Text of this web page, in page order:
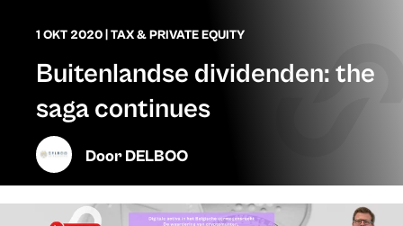
1 OKT 2020 TAX & PRIVATE EQUITY
Buitenlandse dividenden: the
saga continues
DoorDELBOO